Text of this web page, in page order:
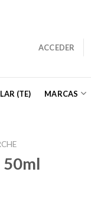
ACCEDER
(TE) MARCAS
50ml